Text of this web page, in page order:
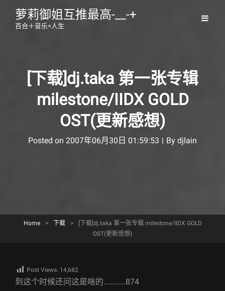
萝莉御姐互推最高-__-+
百合＋音乐=人生
[下载]dj.taka 第一张专辑
milestone/IIDX GOLD
OST(更新感想)
Posted on 2007年06月30日 01:59:53 | By Byline
djlain
Home > 下载 >
[下载]dj.taka 第一张专辑 milestone/IIDX GOLD
OST(更新感想)
Post Views: 14,682
到这个时候还问这是啥的…………874